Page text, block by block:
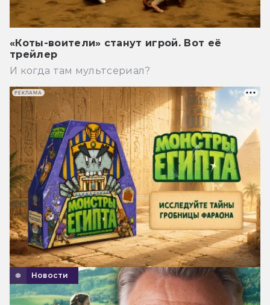
«Коты-воители» станут игрой. Вот её
трейлер
И когда там мультсериал?
Новости
РЕКЛАМА